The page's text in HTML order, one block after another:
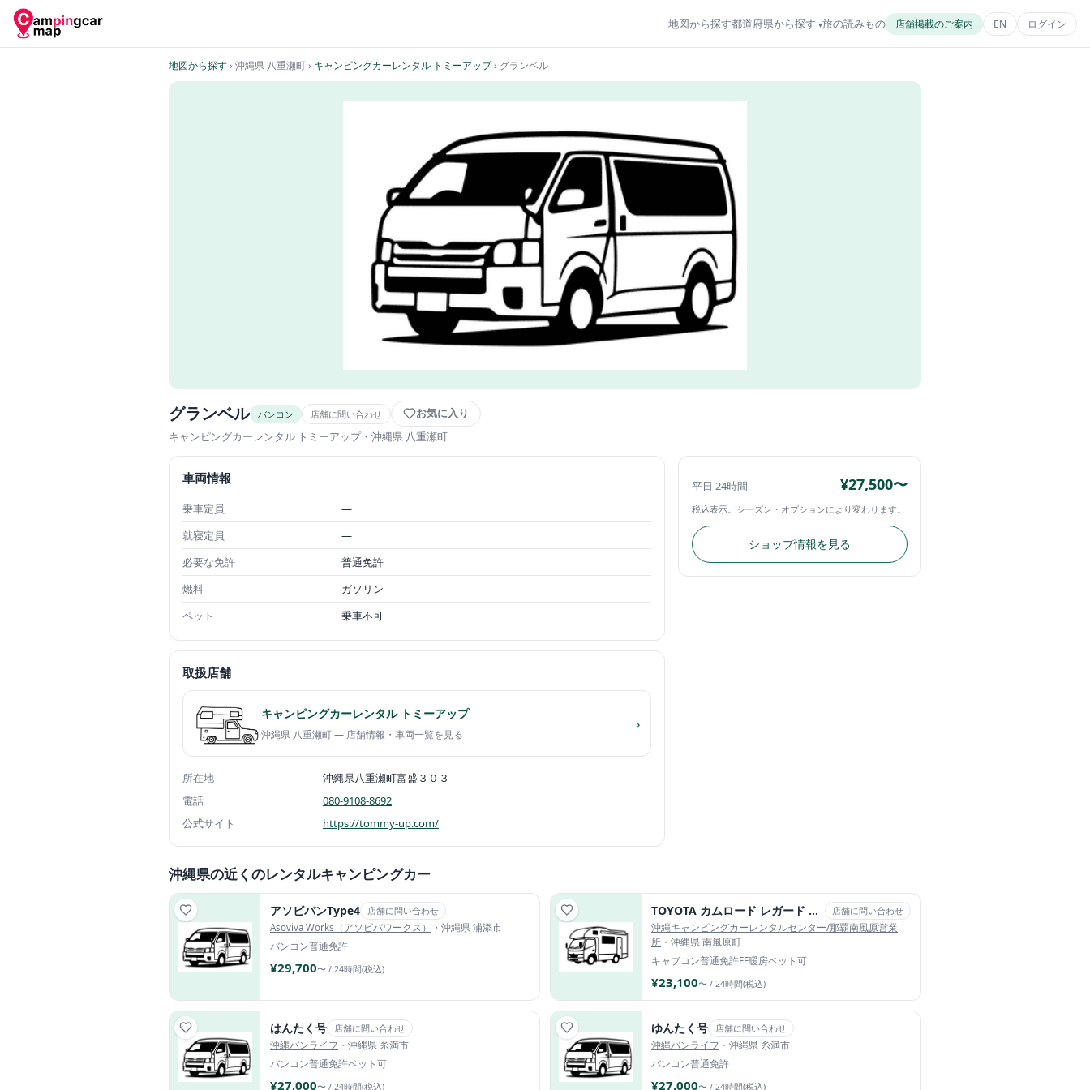
地図から探す都道府県から探す 旅の読みもの 店舗掲載のご案内 EN ログイン
地図から探す› 沖縄県 八重瀬町› キャンピングカーレンタル トミーアップ› グランベル
グランベル バンコン 店舗に問い合わせ お気に入り
キャンピングカーレンタル トミーアップ・沖縄県 八重瀬町
車両情報
乗車定員
—
就寝定員
—
必要な免許
普通免許
燃料
ガソリン
ペット
乗車不可
取扱店舗
キャンピングカーレンタル トミーアップ
沖縄県 八重瀬町 — 店舗情報・車両一覧を見る
›
所在地
沖縄県八重瀬町富盛３０３
電話
080-9108-8692
公式サイト
https://tommy-up.com/
平日 24時間 ¥27,500〜
税込表示。シーズン・オプションにより変わります。
ショップ情報を見る
沖縄県の近くのレンタルキャンピングカー
アソビバンType4 店舗に問い合わせ
Asoviva Works（アソビバワークス）
・沖縄県 浦添市
バンコン普通免許
¥29,700〜 / 24時間(税込)
TOYOTA カムロード レガード ネオプラス2 店舗に問い合わせ
沖縄キャンピングカーレンタルセンター/那覇南風原営業
所 ・沖縄県 南風原町
キャブコン普通免許FF暖房ペット可
¥23,100〜 / 24時間(税込)
はんたく号 店舗に問い合わせ
沖縄バンライフ ・沖縄県 糸満市
バンコン普通免許ペット可
¥27,000〜 / 24時間(税込)
ゆんたく号 店舗に問い合わせ
沖縄バンライフ ・沖縄県 糸満市
バンコン普通免許
¥27,000〜 / 24時間(税込)